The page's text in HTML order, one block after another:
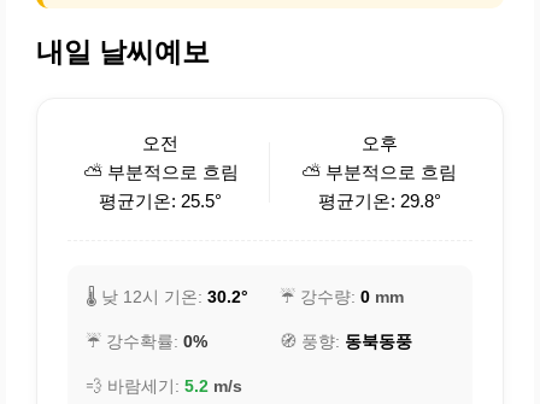
내일 날씨예보
오전
⛅ 부분적으로 흐림
평균기온: 25.5°
오후
⛅ 부분적으로 흐림
평균기온: 29.8°
🌡️ 낮 12시 기온: 30.2° ☔ 강수량: 0 mm
☔ 강수확률: 0% 🧭 풍향: 동북동풍
💨 바람세기: 5.2 m/s